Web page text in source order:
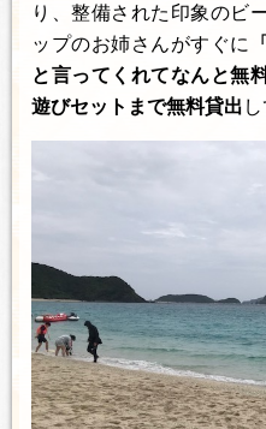
り、整備された印象のビ
ップのお姉さんがすぐに
と言ってくれてなんと無
遊びセットまで無料貸出